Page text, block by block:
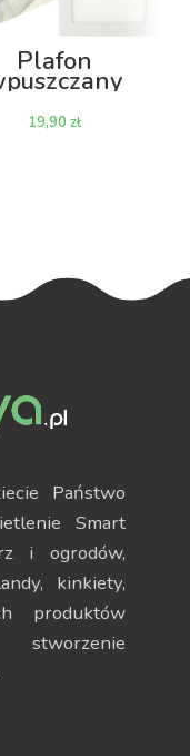
Plafon
3W
83mm –
zł
Państwo
Smart
i ogrodów,
kinkiety,
produktów